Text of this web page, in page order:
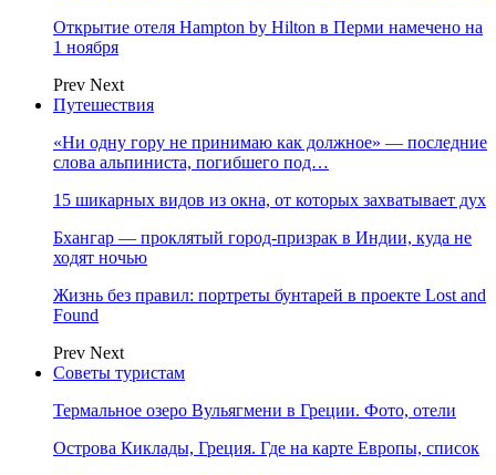
Открытие отеля Hampton by Hilton в Перми намечено на
1 ноября
Prev Next
Путешествия
«Ни одну гору не принимаю как должное» — последние
слова альпиниста, погибшего под…
15 шикарных видов из окна, от которых захватывает дух
Бхангар — проклятый город-призрак в Индии, куда не
ходят ночью
Жизнь без правил: портреты бунтарей в проекте Lost and
Found
Prev Next
Советы туристам
Термальное озеро Вульягмени в Греции. Фото, отели
Острова Киклады, Греция. Где на карте Европы, список